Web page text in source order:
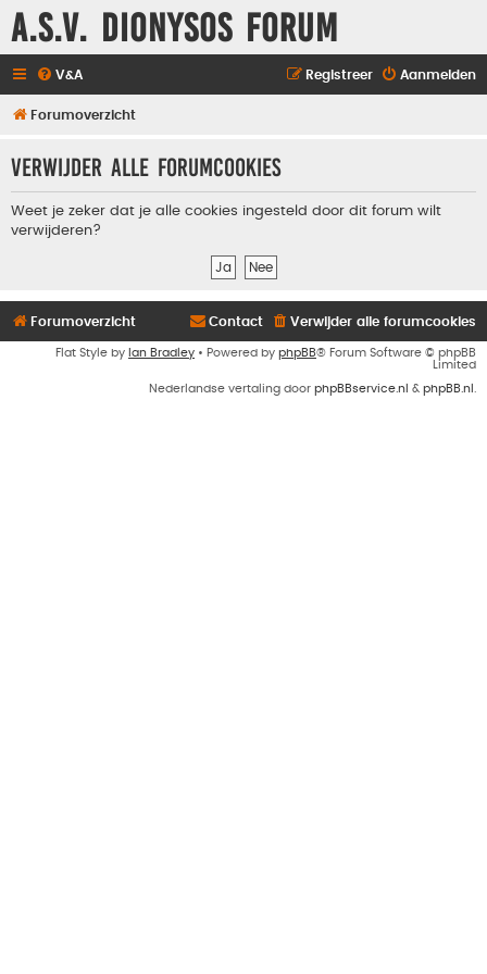
A.S.V. Dionysos Forum
V&A Aanmelden
Registreer
Forumoverzicht
Verwijder alle forumcookies
Weet je zeker dat je alle cookies ingesteld door dit forum wilt
verwijderen?
Forumoverzicht Verwijder alle forumcookies
Contact
Flat Style by Ian Bradley • Powered by phpBB® Forum Software © phpBB
Limited
Nederlandse vertaling door phpBBservice.nl & phpBB.nl